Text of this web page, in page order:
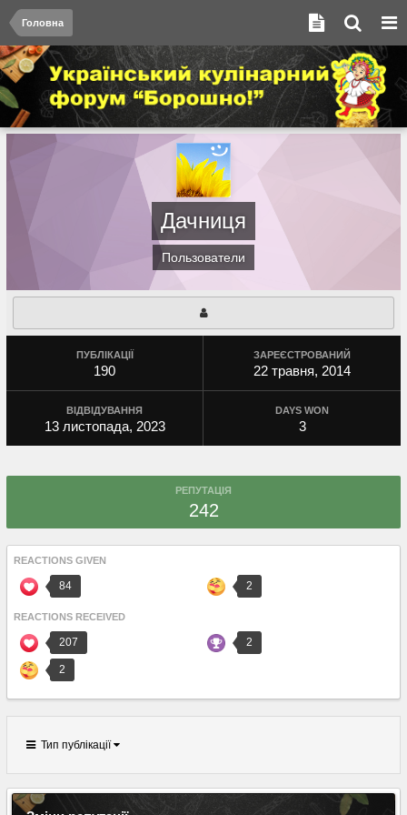
Головна
Дачниця
Пользователи
ПУБЛІКАЦІЇ
190
ЗАРЕЄСТРОВАНИЙ
22 травня, 2014
ВІДВІДУВАННЯ
13 листопада, 2023
DAYS WON
3
РЕПУТАЦІЯ
242
REACTIONS GIVEN
84 2
REACTIONS RECEIVED
207 2
2
Тип публікації